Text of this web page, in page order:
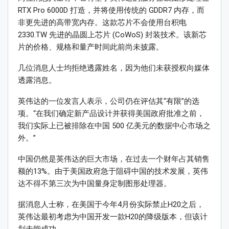
RTX Pro 6000D 打造，并将使用传统的 GDDR7 内存，而
非更先进的高带宽内存。这款芯片不会使用台积电
2330.TW 先进的晶圆上芯片 (CoWoS) 封装技术。该新芯
片的价格、规格和量产时间此前尚未披露。
几位消息人士均拒绝透露姓名，因为他们未获授权向媒体
透露消息。
英伟达的一位发言人表示，公司仍在评估其“有限”的选
项。“在我们确定新产品设计并获得美国政府批准之前，
我们实际上已被排除在中国 500 亿美元的数据中心市场之
外。”
中国仍然是英伟达的巨大市场，在过去一个财年占其销售
额的13%。由于美国政府急于阻碍中国的技术发展，英伟
达不得不第三次为中国量身定制图形处理器。
据消息人士称，在美国于今年4月份实际禁止H20之后，
英伟达最初考虑为中国开发一款H20的降级版本，但该计